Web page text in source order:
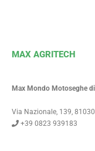
MAX AGRITECH
Max Mondo Motoseghe
Via Nazionale, 139,
+39 0823 939183